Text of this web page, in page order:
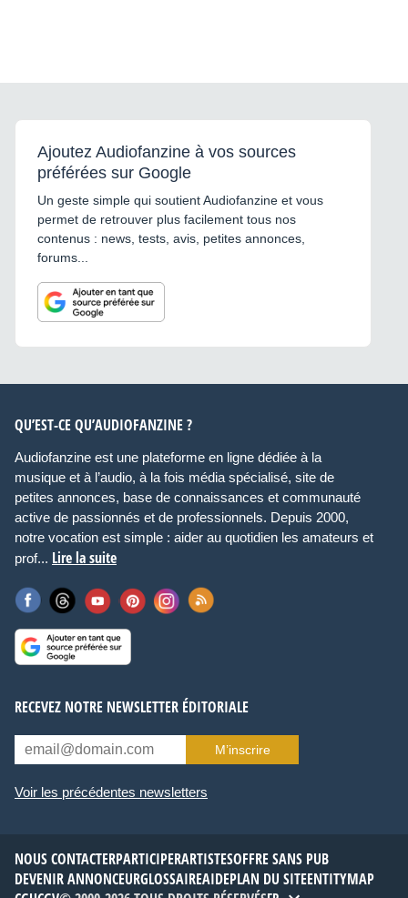
Ajoutez Audiofanzine à vos sources
préférées sur Google
Un geste simple qui soutient Audiofanzine et vous
permet de retrouver plus facilement tous nos
contenus : news, tests, avis, petites annonces,
forums...
QU’EST-CE QU’AUDIOFANZINE ?
Audiofanzine est une plateforme en ligne dédiée à la
musique et à l’audio, à la fois média spécialisé, site de
petites annonces, base de connaissances et communauté
active de passionnés et de professionnels. Depuis 2000,
notre vocation est simple : aider au quotidien les amateurs et
prof... Lire la suite
RECEVEZ NOTRE NEWSLETTER ÉDITORIALE
M’inscrire
Voir les précédentes newsletters
NOUS CONTACTERPARTICIPERARTISTESOFFRE SANS PUB
DEVENIR ANNONCEURGLOSSAIREAIDEPLAN DU SITEENTITYMAP